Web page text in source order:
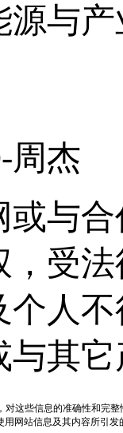
源与
周杰
或与
，受
个人
与其
这些信息的准确性和完
网站信息及其内容所引